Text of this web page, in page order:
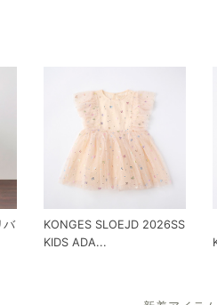
バ
KONGES SLOEJD 2026SS
KIDS ADA...